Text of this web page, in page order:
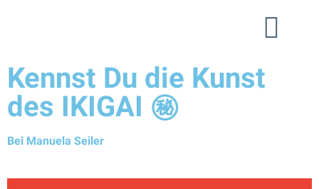
Kennst Du die Kunst
des IKIGAI ㊙
Bei Manuela Seiler